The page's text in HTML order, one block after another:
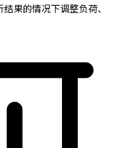
果的情况下调整负荷、